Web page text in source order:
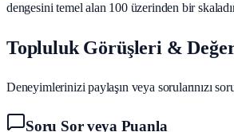
dengesini temel alan 100 üzerinden bir
Topluluk Görüşleri &
Deneyimlerinizi paylaşın veya sorularınızı
Soru Sor veya Puanla